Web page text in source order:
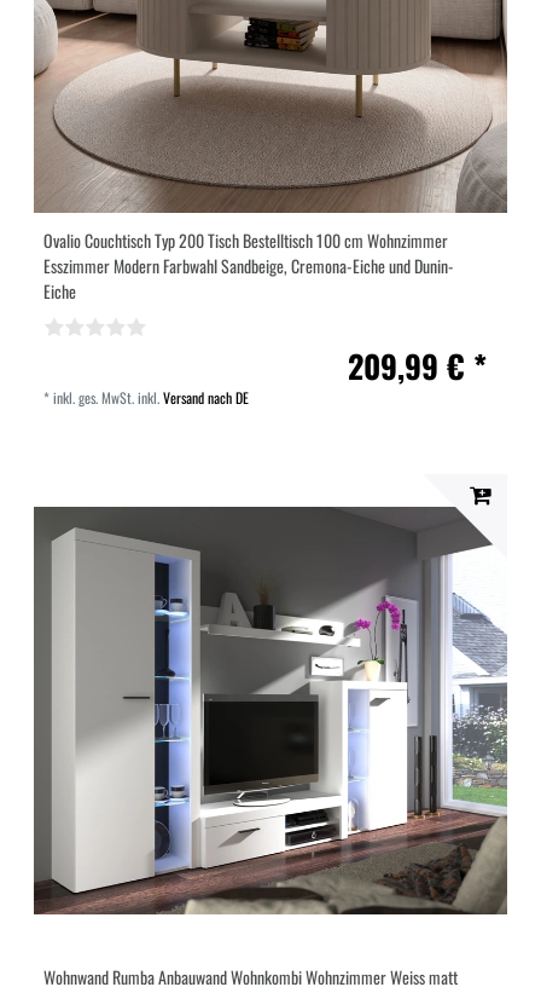
Ovalio Couchtisch Typ 200 Tisch Bestelltisch 100 cm Wohnzimmer
Esszimmer Modern Farbwahl Sandbeige, Cremona-Eiche und Dunin-
Eiche
209,99 € *
*inkl. ges. MwSt.inkl.Versand nach DE
Wohnwand Rumba Anbauwand Wohnkombi Wohnzimmer Weiss matt